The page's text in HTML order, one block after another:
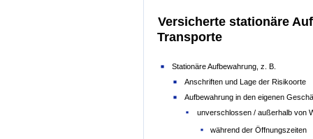
Versicherte stationäre
Transporte
Stationäre Aufbewahrung, z. B.
Anschriften und Lage der Risikoorte
Aufbewahrung in den eigenen
unverschlossen / außerhalb von
während der Öffnungszeiten